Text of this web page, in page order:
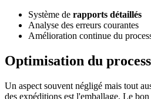
Système de rapports détaillés
Analyse des erreurs courantes
Amélioration continue du
Optimisation du
Un aspect souvent négligé mais tout
des expéditions est l'emballage. Le